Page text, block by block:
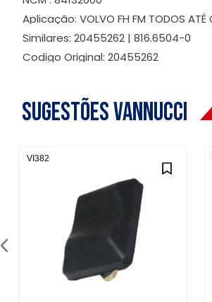
Aplicação: VOLVO FH FM TODOS
Similares: 20455262 | 816.6504-0
Codigo Original: 20455262
Sugestões Vannucci
VI382